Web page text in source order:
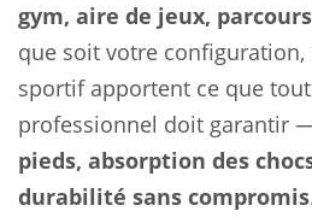
gym, aire de jeux,
que soit votre configuration,
sportif apportent ce que
professionnel doit garantir
pieds, absorption des
durabilité sans compromis